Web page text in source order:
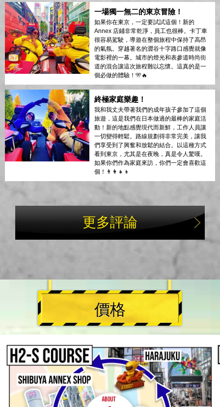
一場獨一無二的東京冒險！
如果你在東京，一定要試試這個！新的
Annex 店鋪非常乾淨，員工也很棒。卡丁車
很容易駕駛，導遊在整個旅程中保持了高昂
的氣氛。穿越著名的澀谷十字路口感覺就像
電影裡的一幕。城市的燈光和表參道時尚街
道的混合讓這次旅程難以忘懷。這真的是一
個必做的體驗！🎌🔥
終極家庭樂趣！
我和我丈夫帶著我們的成年孩子參加了這個
旅遊，這是我們在日本做過的最棒的家庭活
動！新的地點感覺現代而新鮮，工作人員讓
一切變得輕鬆。路線規劃得非常完美，讓我
們享受到了興奮和放鬆的結合。以這種方式
看到東京，尤其是在夜晚，真是令人驚嘆。
如果你們作為家庭來訪，你們一定會喜歡這
個！👨‍👩‍👧‍👦
更多評論
價格